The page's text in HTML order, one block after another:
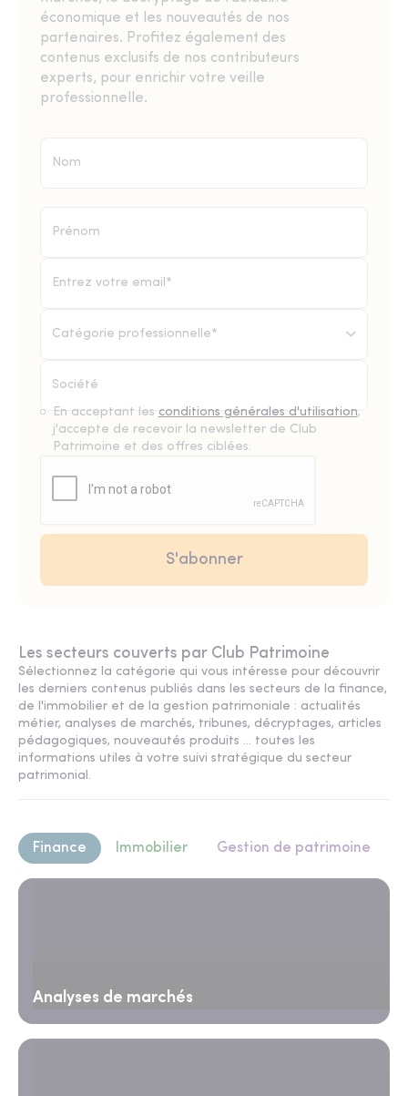
économique et les nouveautés de nos
partenaires. Profitez également des
contenus exclusifs de nos contributeurs
experts, pour enrichir votre veille
professionnelle.
Catégorie professionnelle*
En acceptant les conditions générales d'utilisation,
j'accepte de recevoir la newsletter de Club
Patrimoine et des offres ciblées.
Les secteurs couverts par Club Patrimoine
Sélectionnez la catégorie qui vous intéresse pour découvrir
les derniers contenus publiés dans les secteurs de la finance,
de l'immobilier et de la gestion patrimoniale : actualités
métier, analyses de marchés, tribunes, décryptages, articles
pédagogiques, nouveautés produits ... toutes les
informations utiles à votre suivi stratégique du secteur
patrimonial.
Finance Immobilier Gestion de patrimoine
Analyses de marchés